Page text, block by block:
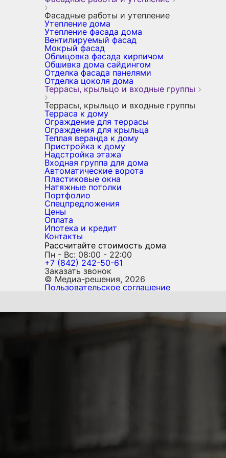
Фасадные работы и утепление
Утепление дома
Утепление фасада дома
Вентилируемый фасад
Мокрый фасад
Облицовка фасада кирпичом
Обшивка дома сайдингом
Отделка фасада панелями
Отделка цоколя дома
Террасы, крыльцо и входные группы
Террасы, крыльцо и входные группы
Терраса к дому
Ограждение для террасы
Ограждения для крыльца
Теплая веранда к дому
Пристройка к дому
Надстройка этажа
Входная группа для дома
Автоматические ворота
Пластиковые окна
Натяжные потолки
Портфолио
Спецпредложения
Цены
Оплата
Ипотека и кредит
Контакты
Рассчитайте стоимость дома
Пн - Вс: 08:00 - 22:00
+7 (842) 242-50-61
Заказать звонок
© Медиа-решения, 2026
Пользовательское соглашение